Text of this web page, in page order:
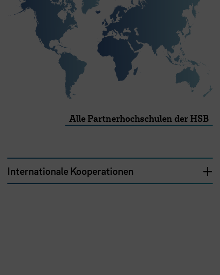
Alle Partnerhochschulen der HSB
Internationale Kooperationen